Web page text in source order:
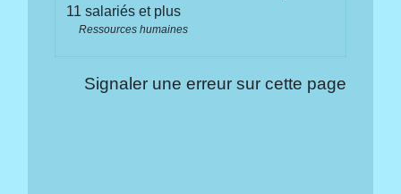
11 salariés et plus
Ressources humaines
Signaler une erreur sur cette page